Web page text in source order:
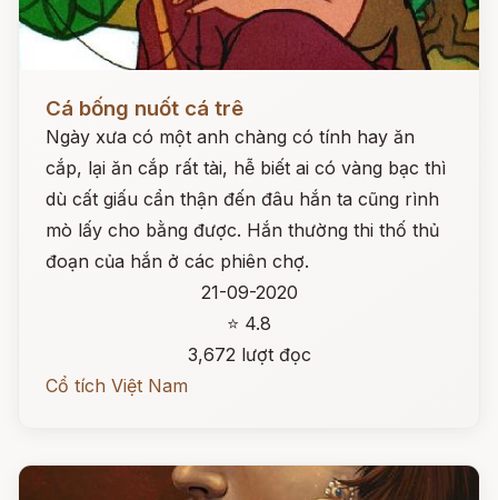
Đọc ngay
Cá bống nuốt cá trê
Ngày xưa có một anh chàng có tính hay ăn
cắp, lại ăn cắp rất tài, hễ biết ai có vàng bạc thì
dù cất giấu cẩn thận đến đâu hắn ta cũng rình
mò lấy cho bằng được. Hắn thường thi thố thủ
đoạn của hắn ở các phiên chợ.
21-09-2020
⭐ 4.8
3,672 lượt đọc
Cổ tích Việt Nam